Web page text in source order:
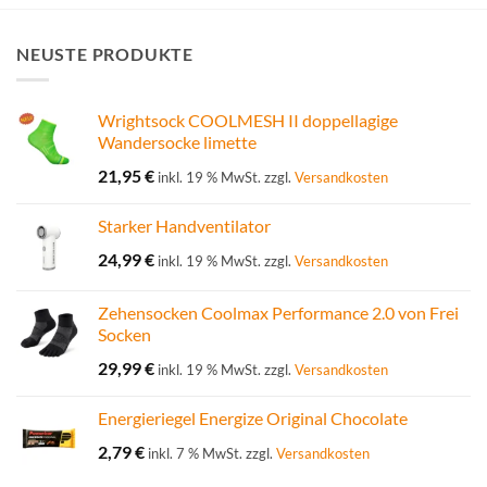
NEUSTE PRODUKTE
Wrightsock COOLMESH II doppellagige
Wandersocke limette
21,95€ inkl. 19 % MwSt. zzgl. Versandkosten
Starker Handventilator
24,99€ inkl. 19 % MwSt. zzgl. Versandkosten
Zehensocken Coolmax Performance 2.0 von Frei
Socken
29,99€ inkl. 19 % MwSt. zzgl. Versandkosten
Energieriegel Energize Original Chocolate
2,79€ inkl. 7 % MwSt. zzgl. Versandkosten